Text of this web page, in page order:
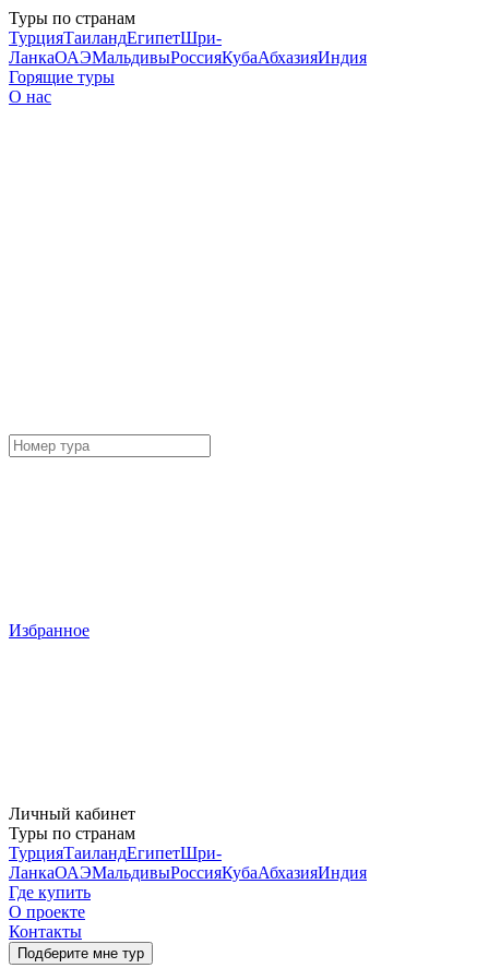
Туры по странам
ТурцияТаиландЕгипетШри-
ЛанкаОАЭМальдивыРоссияКубаАбхазияИндия
Горящие туры
О нас
Избранное
Личный кабинет
Туры по странам
ТурцияТаиландЕгипетШри-
ЛанкаОАЭМальдивыРоссияКубаАбхазияИндия
Где купить
О проекте
Контакты
Подберите мне тур